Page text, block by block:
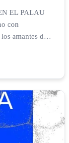
EL PALAU
con
amantes de
Una